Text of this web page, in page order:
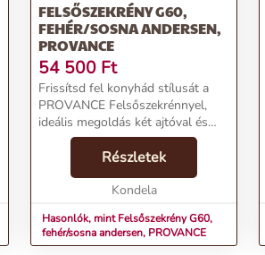
FELSŐSZEKRÉNY G60,
FEHÉR/SOSNA ANDERSEN,
PROVANCE
54 500 Ft
Frissítsd fel konyhád stílusát a
PROVANCE Felsőszekrénnyel,
ideális megoldás két ajtóval és
egy polccal!Termékjellemzők:Név:
Felsőszekrény G60, fehér/sosna
andersen, PROVANCEÁr: 39700
FtMárka: Kondela...
Részletek
Kondela
Hasonlók, mint Felsőszekrény G60,
fehér/sosna andersen, PROVANCE